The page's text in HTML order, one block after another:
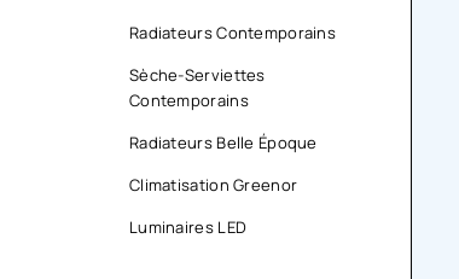
Radiateurs Contemporains
Sèche-Serviettes
Contemporains
Radiateurs Belle Époque
Climatisation Greenor
Luminaires LED
Sèche-
serviettes